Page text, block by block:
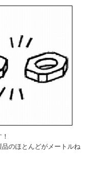
のほとんどがメートルね